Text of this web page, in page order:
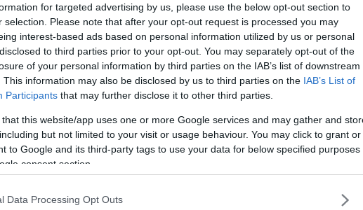
for targeted advertising by us, please use the below opt-out section to
selection. Please note that after your opt-out request is processed you may
interest-based ads based on personal information utilized by us or personal
to third parties prior to your opt-out. You may separately opt-out of the
of your personal information by third parties on the IAB’s list of downstream
This information may also be disclosed by us to third parties on the IAB’s List of
Participants that may further disclose it to other third parties.
that this website/app uses one or more Google services and may gather and
but not limited to your visit or usage behaviour. You may click to grant or
to Google and its third-party tags to use your data for below specified purposes
consent section.
Data Processing Opt Outs
da nicoleariparker (@nicoleariparker)
, che all’interno della serie interpreta un
Todd Wexley
luce pura. Unminidress